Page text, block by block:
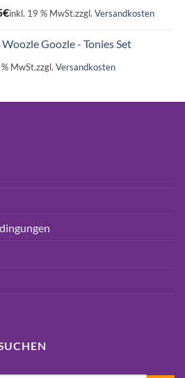
€Aktueller
15,75€.
inkl. 19 % MwSt.zzgl. Versandkosten
Goozle - Tonies Set
MwSt.zzgl. Versandkosten